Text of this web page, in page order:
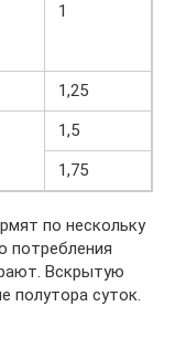
1
1,25
1,5
1,75
по нескольку
потребления
Вскрытую
полутора суток.